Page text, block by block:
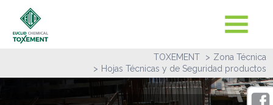
TOXEMENT
Zona Técnica
Hojas Técnicas y de Seguridad productos